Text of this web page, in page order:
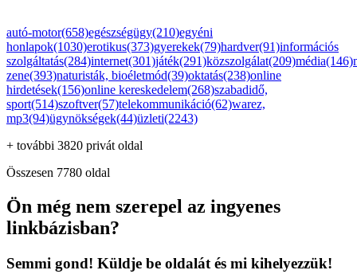
autó-motor(658)egészségügy(210)egyéni
honlapok(1030)erotikus(373)gyerekek(79)hardver(91)információs
szolgáltatás(284)internet(301)játék(291)közszolgálat(209)média(146)
zene(393)naturisták, bioéletmód(39)oktatás(238)online
hirdetések(156)online kereskedelem(268)szabadidő,
sport(514)szoftver(57)telekommunikáció(62)warez,
mp3(94)ügynökségek(44)üzleti(2243)
+ további 3820 privát oldal
Összesen 7780 oldal
Ön még nem szerepel az ingyenes
linkbázisban?
Semmi gond! Küldje be oldalát és mi kihelyezzük!